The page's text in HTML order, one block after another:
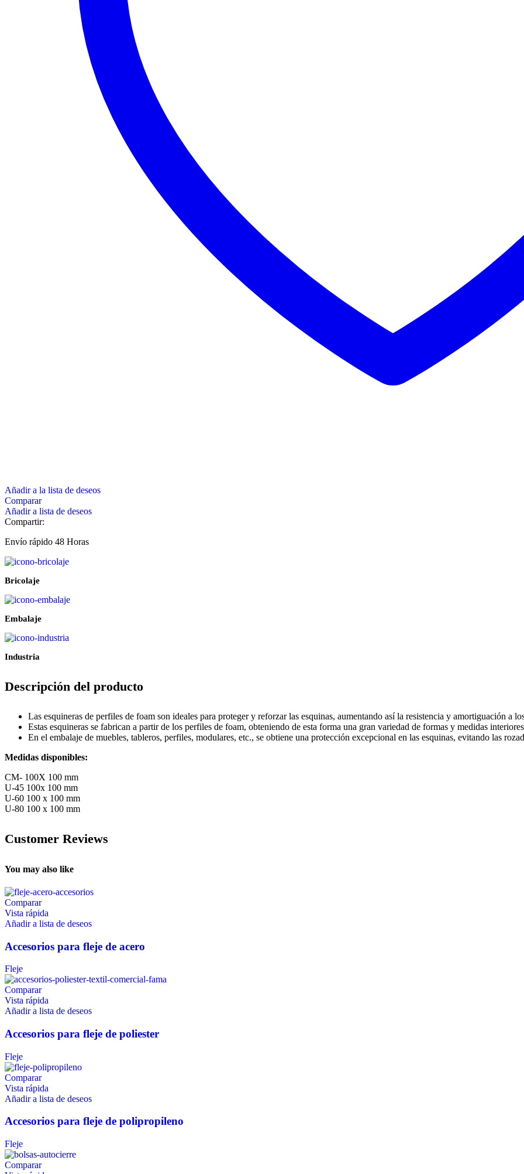
Añadir a la lista de deseos
Comparar
Añadir a lista de deseos
Compartir:
Envío rápido 48 Horas
Bricolaje
Embalaje
Industria
Descripción del producto
Las esquineras de perfiles de foam son ideales para proteger y reforzar las esquinas, aumentando así la resistencia y amortiguación a
Estas esquineras se fabrican a partir de los perfiles de foam, obteniendo de esta forma una gran variedad de formas y medidas
En el embalaje de muebles, tableros, perfiles, modulares, etc., se obtiene una protección excepcional en las esquinas, evitando las
Medidas disponibles:
CM- 100X 100 mm
U-45 100x 100 mm
U-60 100 x 100 mm
U-80 100 x 100 mm
Customer Reviews
You may also like
Comparar
Vista rápida
Añadir a lista de deseos
Accesorios para fleje de acero
Fleje
Comparar
Vista rápida
Añadir a lista de deseos
Accesorios para fleje de poliester
Fleje
Comparar
Vista rápida
Añadir a lista de deseos
Accesorios para fleje de polipropileno
Fleje
Comparar